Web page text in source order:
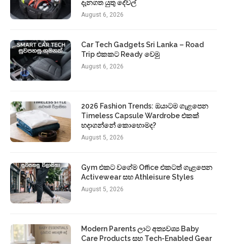
දැනගත යුතු දේවල්
August 6, 2026
Car Tech Gadgets Sri Lanka – Road
Trip එකකට Ready වෙමු
August 6, 2026
2026 Fashion Trends: ඔයාටම ගැළපෙන
Timeless Capsule Wardrobe එකක්
හදාගන්නේ කොහොමද?
August 5, 2026
Gym එකට වගේම Office එකටත් ගැළපෙන
Activewear සහ Athleisure Styles
August 5, 2026
Modern Parents ලාට අත්‍යවශ්‍ය Baby
Care Products සහ Tech-Enabled Gear